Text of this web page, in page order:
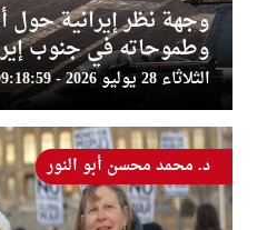
وجهة نظر إيرانية حول
وطموحاته في جنوب
الثلاثاء 28 يوليو 2026 - 09:18:59
د. محمد محسن أبو النور